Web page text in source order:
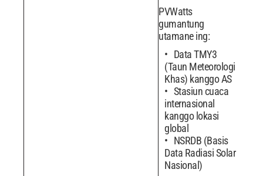
PVWatts
gumantung
utamane ing:
Data TMY3
(Taun Meteorologi
Khas) kanggo AS
Stasiun cuaca
internasional
kanggo lokasi
global
NSRDB (Basis
Data Radiasi Solar
Nasional)